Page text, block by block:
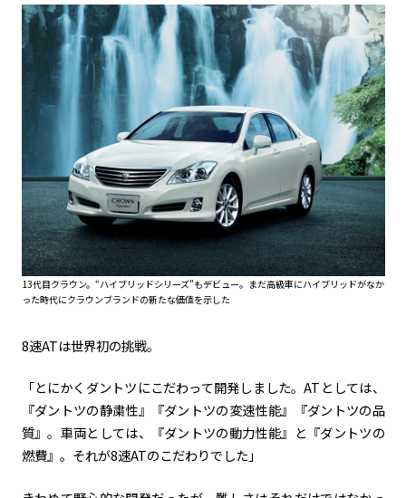
13代目クラウン。“ハイブリッドシリーズ”もデビュー。まだ高級車にハイブリッドがなか
った時代にクラウンブランドの新たな価値を示した
8速ATは世界初の挑戦。
「とにかくダントツにこだわって開発しました。AT としては、
『ダントツの静粛性』『ダントツの変速性能』『ダントツの品
質』。車両としては、『ダントツの動力性能』と『ダントツの
燃費』。それが8速ATのこだわりでした」